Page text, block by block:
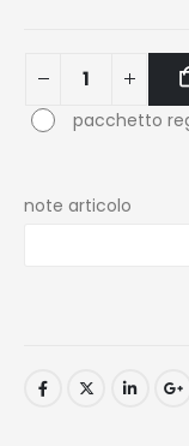
pacchetto
note articolo